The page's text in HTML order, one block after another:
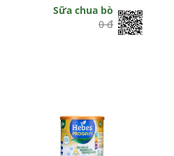
Sữa chua bò
0 đ